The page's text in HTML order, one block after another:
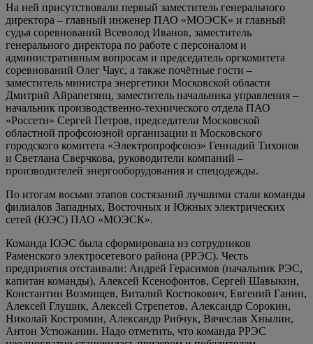
На ней присутствовали первый заместитель генерального
директора – главный инженер ПАО «МОЭСК» и главный
судья соревнований Всеволод Иванов, заместитель
генерального директора по работе с персоналом и
административным вопросам и председатель оргкомитета
соревнований Олег Чаус, а также почётные гости –
заместитель министра энергетики Московской области
Дмитрий Айрапетянц, заместитель начальника управления –
начальник производственно-технического отдела ПАО
«Россети» Сергей Петров, председатели Московской
областной профсоюзной организации и Московского
городского комитета «Электропрофсоюз» Геннадий Тихонов
и Светлана Сверчкова, руководители компаний –
производителей энергооборудования и спецодежды.
По итогам восьми этапов состязаний лучшими стали команды
филиалов Западных, Восточных и Южных электрических
сетей (ЮЭС) ПАО «МОЭСК».
Команда ЮЭС была сформирована из сотрудников
Раменского электросетевого района (РРЭС). Честь
предприятия отстаивали: Андрей Герасимов (начальник РЭС,
капитан команды), Алексей Ксенофонтов, Сергей Шавыкин,
Константин Возмищев, Виталий Костюкович, Евгений Ганин,
Алексей Глушик, Алексей Стрепетов, Александр Сорокин,
Николай Костромин, Александр Рибчук, Вячеслав Хнылин,
Антон Устюжанин. Надо отметить, что команда РРЭС